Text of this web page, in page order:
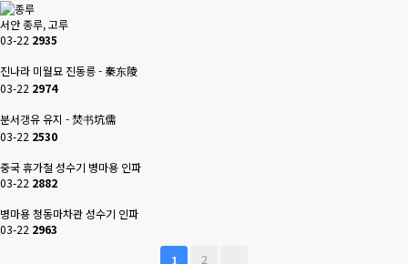
서안 종루, 고루
03-22 2935
진나라 미월묘 진동릉 - 秦东陵
03-22 2974
분서갱유 유지 - 焚书坑儒
03-22 2530
중국 휴가철 성수기 병마용 인파
03-22 2882
병마용 청동마차관 성수기 인파
03-22 2963
1
2